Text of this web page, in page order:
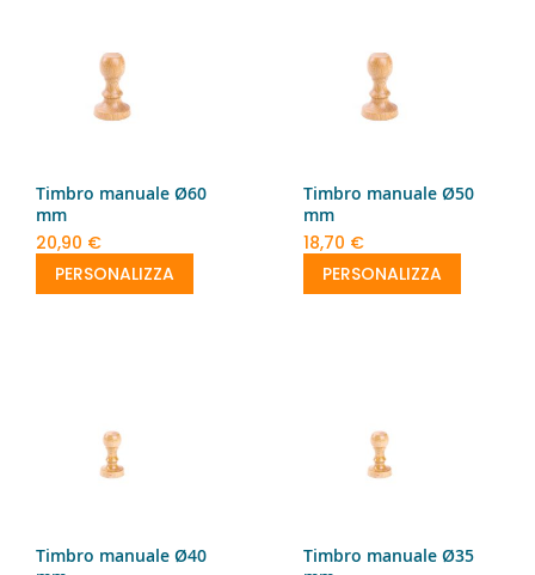
Timbro manuale Ø60
mm
20,90 €
PERSONALIZZA
Timbro manuale Ø50
mm
18,70 €
PERSONALIZZA
Timbro manuale Ø40
Timbro manuale Ø35